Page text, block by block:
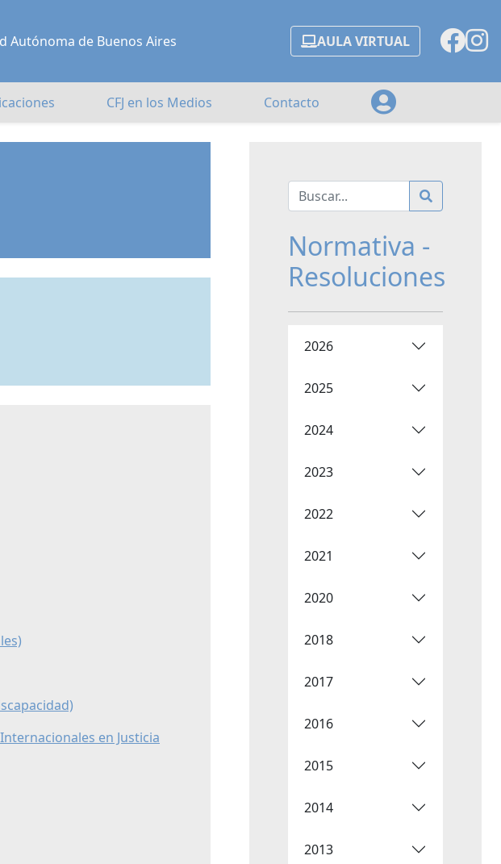
Autónoma de Buenos Aires AULA VIRTUAL
CFJ en los Medios Contacto
en Justicia
Normativa -
Resoluciones
2026
2025
2024
2023
2022
2021
2020
2018
2017
2016
2015
2014
2013